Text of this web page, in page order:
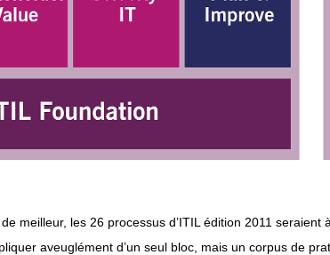
meilleur, les 26 processus d’ITIL édition 2011
aveuglément d’un seul bloc, mais un corpus de